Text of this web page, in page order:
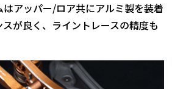
アッパー/ロア共にアルミ製を装着
が良く、ライントレースの精度も